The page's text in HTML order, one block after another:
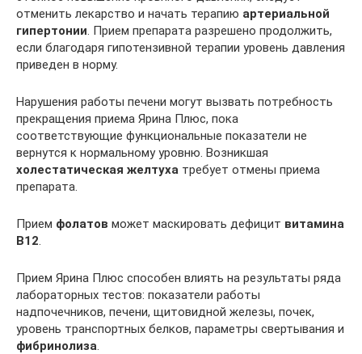
отменить лекарство и начать терапию артериальной
гипертонии. Прием препарата разрешено продолжить,
если благодаря гипотензивной терапии уровень давления
приведен в норму.
Нарушения работы печени могут вызвать потребность
прекращения приема Ярина Плюс, пока
соответствующие функциональные показатели не
вернутся к нормальному уровню. Возникшая
холестатическая желтуха требует отмены приема
препарата.
Прием фолатов может маскировать дефицит витамина
В12.
Прием Ярина Плюс способен влиять на результаты ряда
лабораторных тестов: показатели работы
надпочечников, печени, щитовидной железы, почек,
уровень транспортных белков, параметры свертывания и
фибринолиза.